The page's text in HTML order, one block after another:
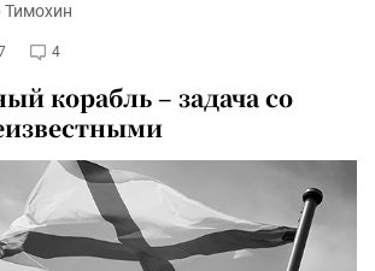
Тимохин
4
корабль – задача со